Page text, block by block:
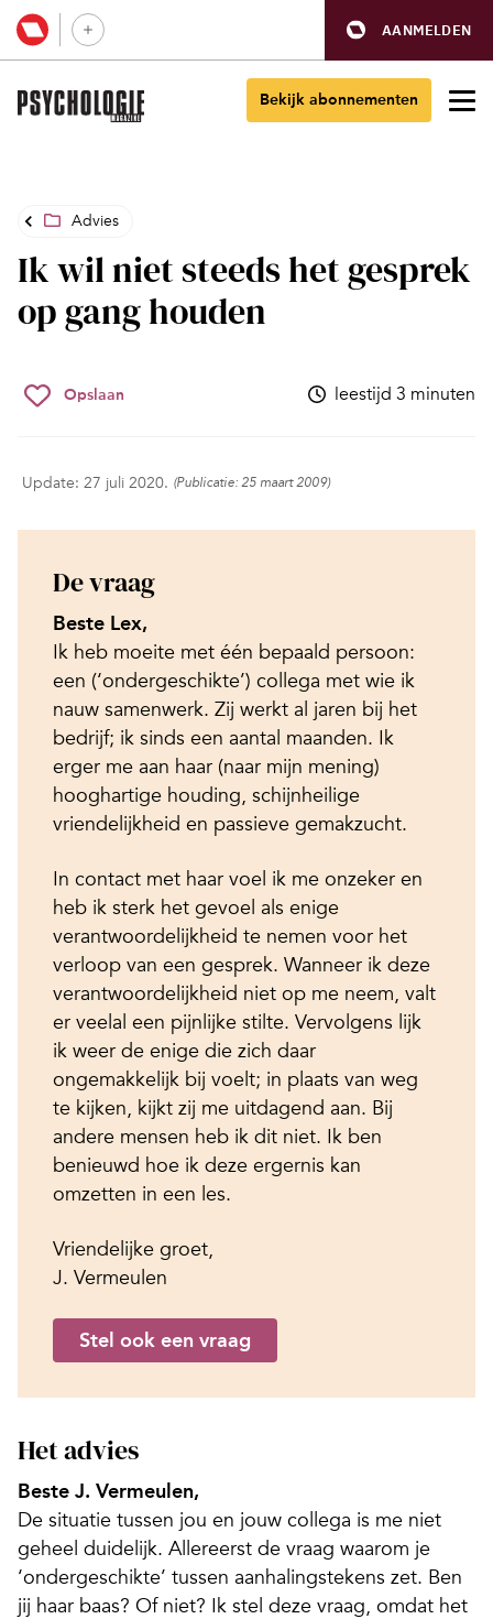
AANMELDEN
Bekijk abonnementen
Advies
Ik wil niet steeds het gesprek
op gang houden
Opslaan leestijd 3 minuten
Update: 27 juli 2020. (Publicatie: 25 maart 2009)
De vraag
Beste Lex,
Ik heb moeite met één bepaald persoon:
een (‘ondergeschikte’) collega met wie ik
nauw samenwerk. Zij werkt al jaren bij het
bedrijf; ik sinds een aantal maanden. Ik
erger me aan haar (naar mijn mening)
hooghartige houding, schijnheilige
vriendelijkheid en passieve gemakzucht.
In contact met haar voel ik me onzeker en
heb ik sterk het gevoel als enige
verantwoordelijkheid te nemen voor het
verloop van een gesprek. Wanneer ik deze
verantwoordelijkheid niet op me neem, valt
er veelal een pijnlijke stilte. Vervolgens lijk
ik weer de enige die zich daar
ongemakkelijk bij voelt; in plaats van weg
te kijken, kijkt zij me uitdagend aan. Bij
andere mensen heb ik dit niet. Ik ben
benieuwd hoe ik deze ergernis kan
omzetten in een les.
Vriendelijke groet,
J. Vermeulen
Stel ook een vraag
Het advies
Beste J. Vermeulen,
De situatie tussen jou en jouw collega is me niet
geheel duidelijk. Allereerst de vraag waarom je
‘ondergeschikte’ tussen aanhalingstekens zet. Ben
jij haar baas? Of niet? Ik stel deze vraag, omdat het